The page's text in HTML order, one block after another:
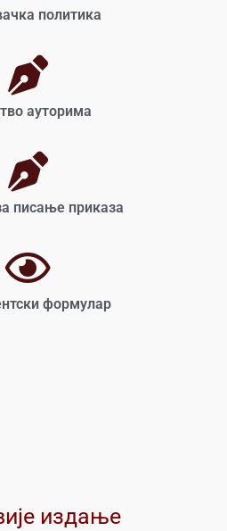
политика
ауторима
писање приказа
формулар
издање